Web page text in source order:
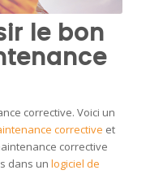
le bon
corrective. Voici un
corrective et
corrective
dans un logiciel de